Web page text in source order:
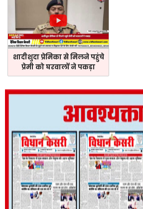
शादीशुदा प्रेमिका से मिलने पहुंचे
प्रेमी को घरवालों ने पकड़ा